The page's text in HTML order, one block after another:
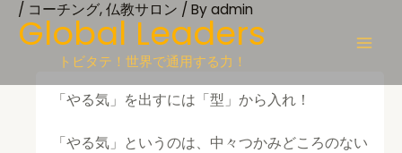
SkipGlobal Leaders
トビタテ！世界で通用する力！
/ コーチング,仏教サロン / Byadmin
「やる気」を出すには「型」から入れ！
「やる気」というのは、中々つかみどころのない